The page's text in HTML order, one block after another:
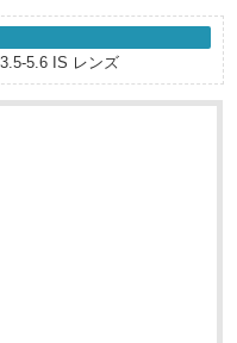
5.6 IS レンズ